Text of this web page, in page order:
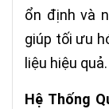
ổn định và
giúp tối ưu
liệu hiệu quả.
Hệ Thống